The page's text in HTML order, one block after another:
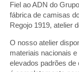
Fiel ao ADN do
fábrica de camisas
Regojo 1919, atelier
O nosso atelier
materiais nacionais e
elevados padrões de